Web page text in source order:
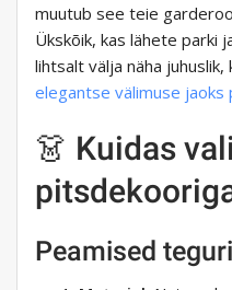
muutub see teie
Ükskõik, kas lähete parki
lihtsalt välja näha juhuslik,
elegantse välimuse
👗 Kuidas
Peamised